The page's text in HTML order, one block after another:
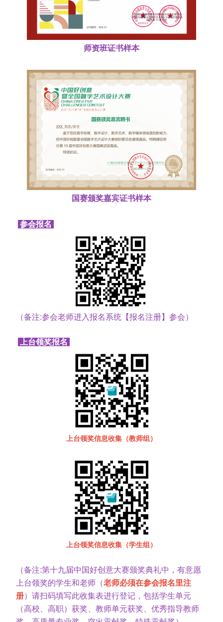
师资班证书样本
国赛颁奖嘉宾证书样本
参会报名
（备注:参会老师进入报名系统【报名注册】参会）
上台领奖报名
上台领奖信息收集（教师组）
上台领奖信息收集（学生组）
（备注:第十九届中国好创意大赛颁奖典礼中，有意愿
上台领奖的学生和老师（老师必须在参会报名里注
册）请扫码填写此收集表进行登记，包括学生单元
（高校、高职）获奖、教师单元获奖、优秀指导教师